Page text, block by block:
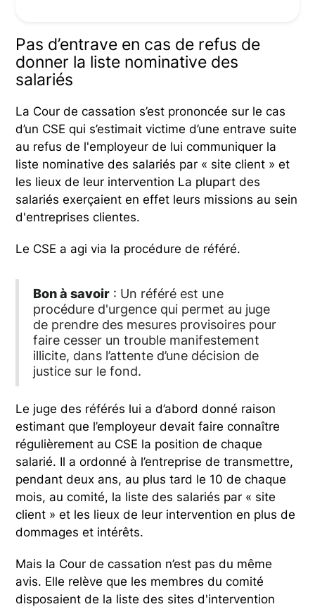
Pas d’entrave en cas de refus de
donner la liste nominative des
salariés
La Cour de cassation s’est prononcée sur le cas
d’un CSE qui s’estimait victime d’une entrave suite
au refus de l'employeur de lui communiquer la
liste nominative des salariés par « site client » et
les lieux de leur intervention La plupart des
salariés exerçaient en effet leurs missions au sein
d'entreprises clientes.
Le CSE a agi via la procédure de référé.
Bon à savoir : Un référé est une
procédure d'urgence qui permet au juge
de prendre des mesures provisoires pour
faire cesser un trouble manifestement
illicite, dans l’attente d’une décision de
justice sur le fond.
Le juge des référés lui a d’abord donné raison
estimant que l’employeur devait faire connaître
régulièrement au CSE la position de chaque
salarié. Il a ordonné à l’entreprise de transmettre,
pendant deux ans, au plus tard le 10 de chaque
mois, au comité, la liste des salariés par « site
client » et les lieux de leur intervention en plus de
dommages et intérêts.
Mais la Cour de cassation n’est pas du même
avis. Elle relève que les membres du comité
disposaient de la liste des sites d'intervention